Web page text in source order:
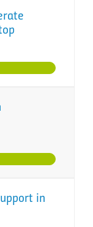
in